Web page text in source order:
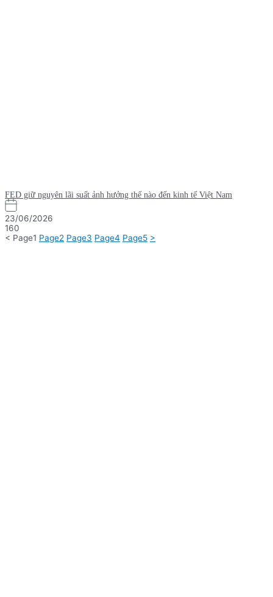
FED giữ nguyên lãi suất ảnh hưởng thế nào đến kinh tế Việt Nam
23/06/2026
160
< Page1 Page2 Page3 Page4 Page5 >